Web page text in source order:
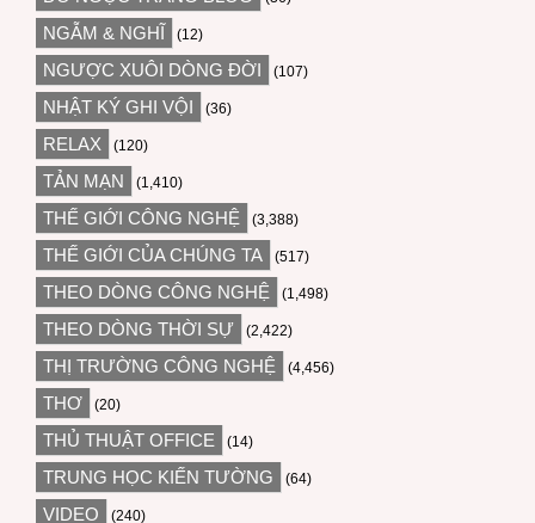
NGẪM & NGHĨ (12)
NGƯỢC XUÔI DÒNG ĐỜI (107)
NHẬT KÝ GHI VỘI (36)
RELAX (120)
TẢN MẠN (1,410)
THẾ GIỚI CÔNG NGHỆ (3,388)
THẾ GIỚI CỦA CHÚNG TA (517)
THEO DÒNG CÔNG NGHỆ (1,498)
THEO DÒNG THỜI SỰ (2,422)
THỊ TRƯỜNG CÔNG NGHỆ (4,456)
THƠ (20)
THỦ THUẬT OFFICE (14)
TRUNG HỌC KIẾN TƯỜNG (64)
VIDEO (240)